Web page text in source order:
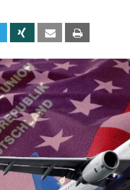
Linkedin Xing Email